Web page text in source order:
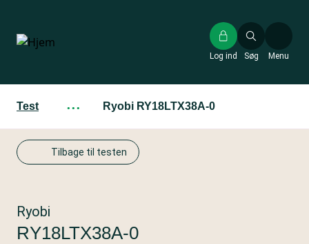
hovedindhold
Søg
Log ind Menu
Test ··· Ryobi RY18LTX38A-0
Tilbage til testen
Ryobi
RY18LTX38A-0